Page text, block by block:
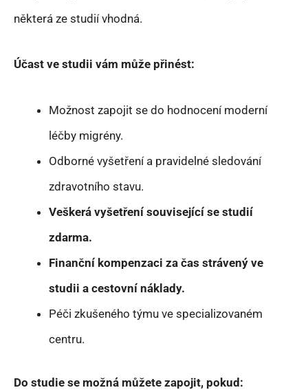
některá ze studií vhodná.
Účast ve studii vám může přinést:
Možnost zapojit se do hodnocení moderní
léčby migrény.
Odborné vyšetření a pravidelné sledování
zdravotního stavu.
Veškerá vyšetření související se studií
zdarma.
Finanční kompenzaci za čas strávený ve
studii a cestovní náklady.
Péči zkušeného týmu ve specializovaném
centru.
Do studie se možná můžete zapojit, pokud: